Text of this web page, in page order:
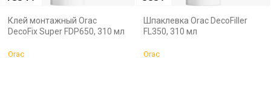
Клей монтажный Orac
DecoFix Super FDP650, 310 мл
Orac
Шпаклевка Orac DecoFiller
FL350, 310 мл
Orac